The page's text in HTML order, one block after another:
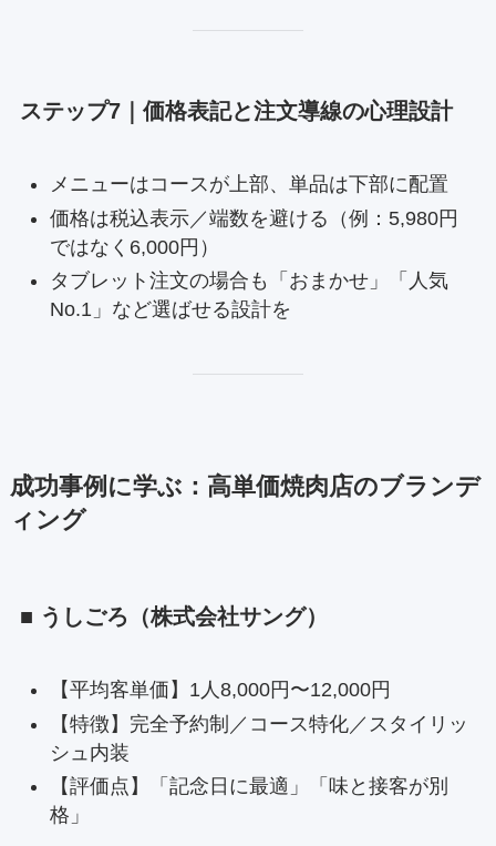
ステップ7｜価格表記と注文導線の心理設計
メニューはコースが上部、単品は下部に配置
価格は税込表示／端数を避ける（例：5,980円
ではなく6,000円）
タブレット注文の場合も「おまかせ」「人気
No.1」など選ばせる設計を
成功事例に学ぶ：高単価焼肉店のブランデ
ィング
■ うしごろ（株式会社サング）
【平均客単価】1人8,000円〜12,000円
【特徴】完全予約制／コース特化／スタイリッ
シュ内装
【評価点】「記念日に最適」「味と接客が別
格」